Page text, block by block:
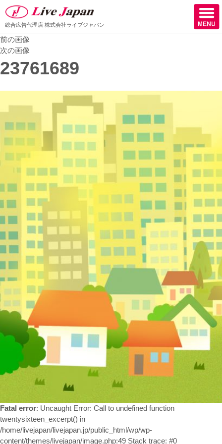
会社情報
スタッフブログ
サロン様からの声
ケーススタディー
お問い合わせ
総合広告代理店 株式会社ライブジャパン
前の画像
次の画像
23761689
Fatal error: Uncaught Error: Call to undefined function
twentysixteen_excerpt() in
/home/livejapan/livejapan.jp/public_html/wp/wp-
content/themes/livejapan/image.php:49 Stack trace: #0